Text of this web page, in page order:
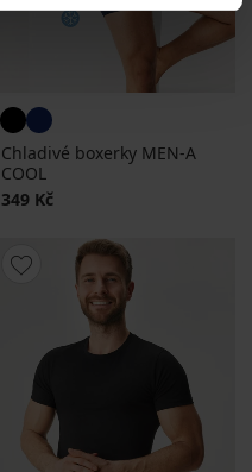
Chladivé boxerky MEN-A
COOL
349 Kč